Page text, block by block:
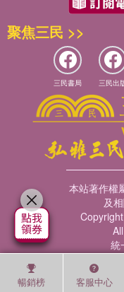
暢銷榜 客服中心
聚焦三民 >>
三民書局 三民出
本站著作權
及
統